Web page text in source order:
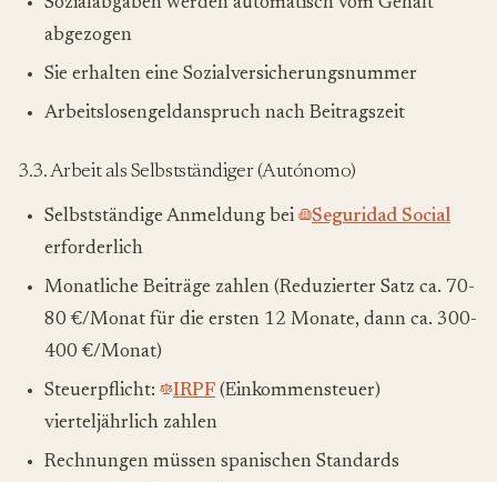
Sozialabgaben werden automatisch vom Gehalt
abgezogen
Sie erhalten eine Sozialversicherungsnummer
Arbeitslosengeldanspruch nach Beitragszeit
3.3. Arbeit als Selbstständiger (Autónomo)
Selbstständige Anmeldung bei
Seguridad Social
erforderlich
Monatliche Beiträge zahlen (Reduzierter Satz ca. 70-
80 €/Monat für die ersten 12 Monate, dann ca. 300-
400 €/Monat)
Steuerpflicht: IRPF (Einkommensteuer)
vierteljährlich zahlen
Rechnungen müssen spanischen Standards